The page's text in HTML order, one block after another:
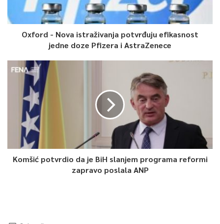
Oxford - Nova istraživanja potvrđuju efikasnost
jedne doze Pfizera i AstraZenece
Komšić potvrdio da je BiH slanjem programa reformi
zapravo poslala ANP